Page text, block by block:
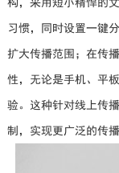
构，采用短小精悍的
习惯，同时设置一键
扩大传播范围；在传
性，无论是手机、平
验。这种针对线上传
制，实现更广泛的传